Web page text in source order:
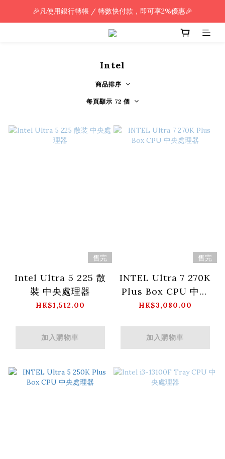
🎉凡使用銀行轉帳 / 轉數快付款，即可享2%優惠🎉
🎉凡使用銀行轉帳 / 轉數快付款，即可享2%優惠🎉
全單購買滿HK$800.00，即享免運優惠 (只限香港)
Intel
商品排序
每頁顯示 72 個
售完
Intel Ultra 5 225 散
裝 中央處理器
HK$1,512.00
加入購物車
售完
INTEL Ultra 7 270K
Plus Box CPU 中央
處理器
HK$3,080.00
加入購物車